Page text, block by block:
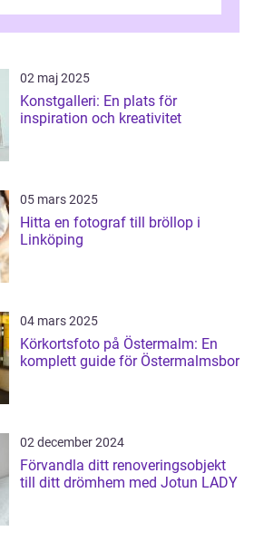
02 maj 2025
Konstgalleri: En plats för
inspiration och kreativitet
05 mars 2025
Hitta en fotograf till bröllop i
Linköping
04 mars 2025
Körkortsfoto på Östermalm: En
komplett guide för Östermalmsbor
02 december 2024
Förvandla ditt renoveringsobjekt
till ditt drömhem med Jotun LADY